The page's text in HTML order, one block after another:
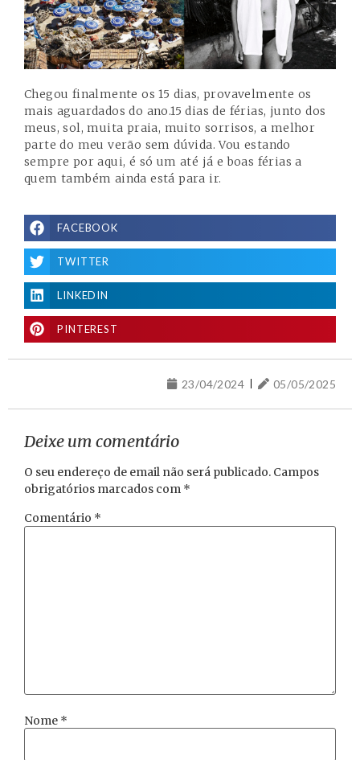
Chegou finalmente os 15 dias, provavelmente os
mais aguardados do ano.15 dias de férias, junto dos
meus, sol, muita praia, muito sorrisos, a melhor
parte do meu verão sem dúvida. Vou estando
sempre por aqui, é só um até já e boas férias a
quem também ainda está para ir.
FACEBOOK
TWITTER
LINKEDIN
PINTEREST
23/04/2024 05/05/2025
Deixe um comentário
O seu endereço de email não será publicado. Campos
obrigatórios marcados com *
Comentário *
Nome *